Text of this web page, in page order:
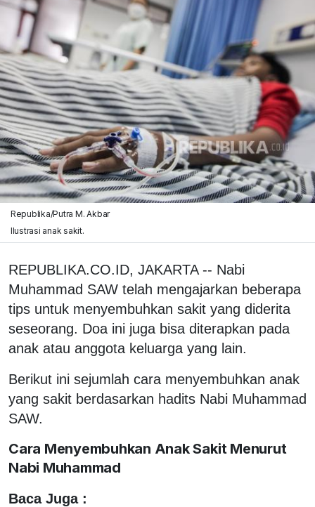
Republika/Putra M. Akbar
Ilustrasi anak sakit.
REPUBLIKA.CO.ID, JAKARTA -- Nabi
Muhammad SAW telah mengajarkan beberapa
tips untuk menyembuhkan sakit yang diderita
seseorang. Doa ini juga bisa diterapkan pada
anak atau anggota keluarga yang lain.
Berikut ini sejumlah cara menyembuhkan anak
yang sakit berdasarkan hadits Nabi Muhammad
SAW.
Cara Menyembuhkan Anak Sakit Menurut
Nabi Muhammad
Baca Juga :